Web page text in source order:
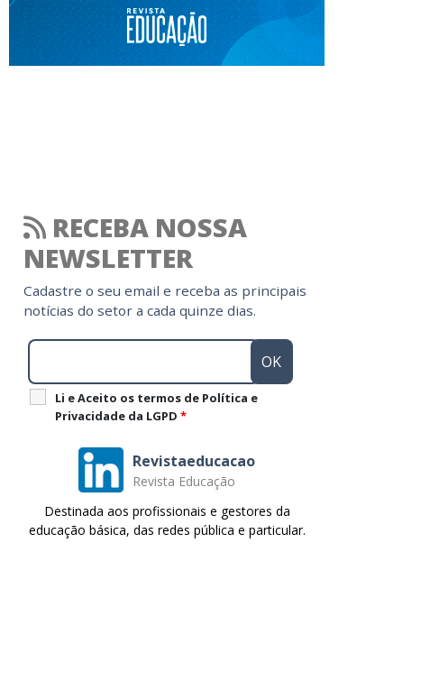
RECEBA NOSSA
NEWSLETTER
Cadastre o seu email e receba as principais
notícias do setor a cada quinze dias.
Li e Aceito os termos de Política e
Privacidade da LGPD *
Revistaeducacao
Revista Educação
Destinada aos profissionais e gestores da
educação básica, das redes pública e particular.